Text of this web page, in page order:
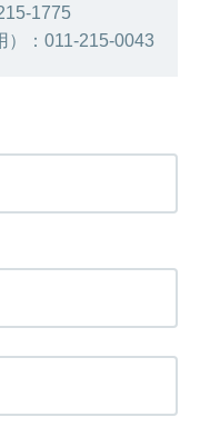
1775
）：011-215-0043